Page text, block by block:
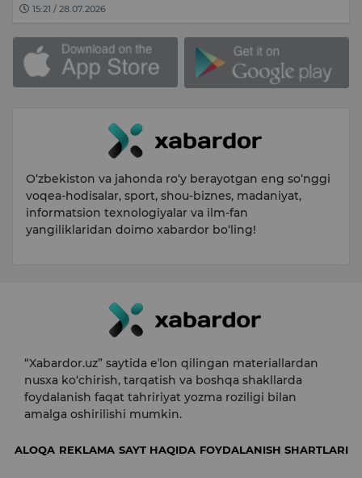
15:21 / 28.07.2026
O‘zbekiston va jahonda ro‘y berayotgan eng so‘nggi
voqea-hodisalar, sport, shou-biznes, madaniyat,
informatsion texnologiyalar va ilm-fan
yangiliklaridan doimo xabardor bo‘ling!
“Xabardor.uz” saytida eʼlon qilingan materiallardan
nusxa ko‘chirish, tarqatish va boshqa shakllarda
foydalanish faqat tahririyat yozma roziligi bilan
amalga oshirilishi mumkin.
ALOQA REKLAMA SAYT HAQIDA FOYDALANISH SHARTLARI